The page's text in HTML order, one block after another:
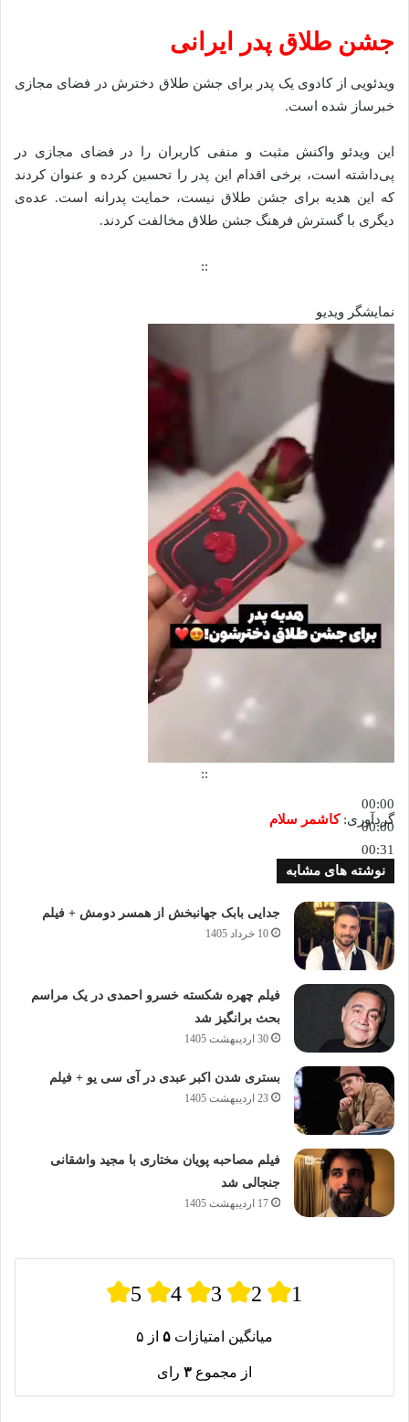
جشن طلاق پدر ایرانی
ویدئویی از کادوی یک پدر برای جشن طلاق دخترش در فضای مجازی
خبرساز شده است.
این ویدئو واکنش مثبت و منفی کاربران را در فضای مجازی در
پی‌داشته است، برخی اقدام این پدر را تحسین کرده و عنوان کردند
که این هدیه برای جشن طلاق نیست، حمایت پدرانه‌ است. عده‌ی
دیگری با گسترش فرهنگ جشن طلاق مخالفت کردند.
::
نمایشگر ویدیو
00:00
00:00
00:31
::
گردآوری:کاشمر سلام
نوشته های مشابه
جدایی بابک جهانبخش از همسر دومش + فیلم
10 خرداد 1405
فیلم چهره شکسته خسرو احمدی در یک مراسم
بحث برانگیز شد
30 اردیبهشت 1405
بستری شدن اکبر عبدی در آی سی یو + فیلم
23 اردیبهشت 1405
فیلم مصاحبه پویان مختاری با مجید واشقانی
جنجالی شد
17 اردیبهشت 1405
5 4 3 2 1
میانگین امتیازات ۵ از ۵
از مجموع ۳ رای